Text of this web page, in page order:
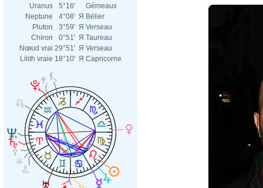
Uranus
5°16'
Gémeaux
Neptune
4°08' Я Bélier
Pluton
3°59' Я Verseau
Chiron
0°51' Я Taureau
Nœud vrai 29°51' Я Verseau
Lilith vraie 18°10' Я Capricorne